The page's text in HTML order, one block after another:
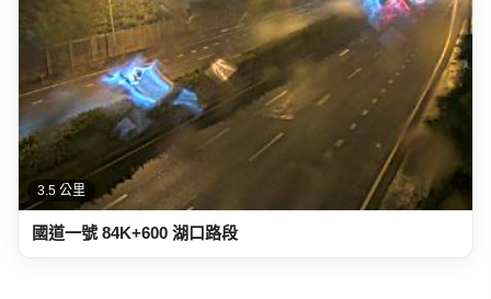
3.5 公里
國道一號 84K+600 湖口路段